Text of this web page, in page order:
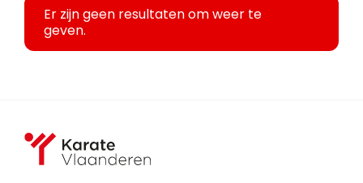
Er zijn geen resultaten om weer te
geven.